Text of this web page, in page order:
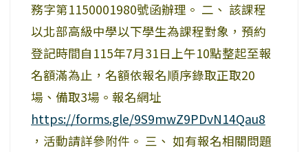
務字第1150001980號函辦理。 二、 該課程
以北部高級中學以下學生為課程對象，預約
登記時間自115年7月31日上午10點整起至報
名額滿為止，名額依報名順序錄取正取20
場、備取3場。報名網址
https://forms.gle/9S9mwZ9PDvN14Qau8
，活動請詳參附件。 三、 如有報名相關問題